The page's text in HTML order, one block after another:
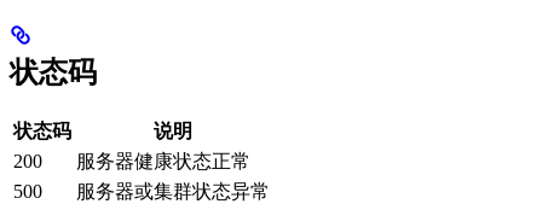
状态码
状态码
说明
200
服务器健康状态正常
500
服务器或集群状态异常